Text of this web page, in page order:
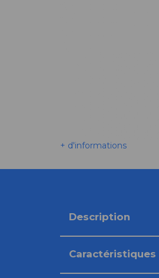
+ d'informations
Description